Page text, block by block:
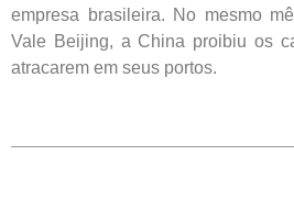
empresa brasileira. No mesmo
Vale Beijing, a China proibiu os
atracarem em seus portos.